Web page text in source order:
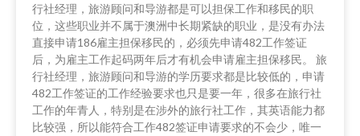
行社经理，旅游顾问和导游都是可以担保工作和移民的职
位，这些职业并不属于澳洲中长期紧缺的职业，是没有办法
直接申请186雇主担保移民的，必须先申请482工作签证
后，为雇主工作起码两年后才有机会申请雇主担保移民。 旅
行社经理，旅游顾问和导游的学历要求都是比较低的，申请
482工作签证的工作经验要求也只是要一年，很多在旅行社
工作的年青人，特别是在涉外的旅行社工作，其英语能力都
比较强，所以能符合工作482签证申请要求的不会少，唯一